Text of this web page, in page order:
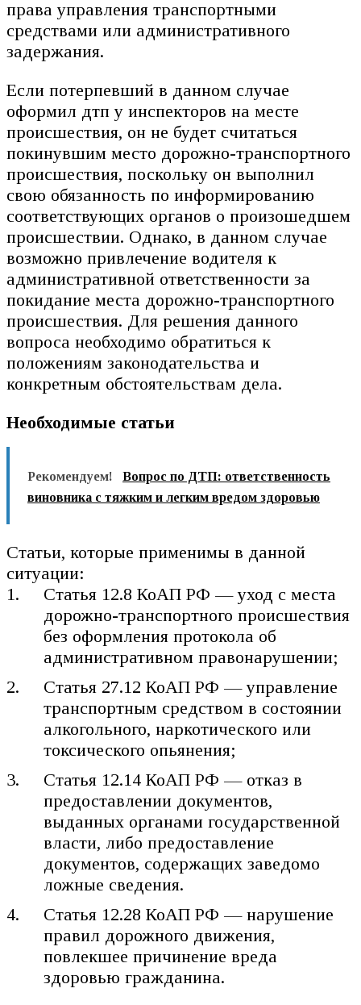
права управления транспортными
средствами или административного
задержания.
Если потерпевший в данном случае
оформил дтп у инспекторов на месте
происшествия, он не будет считаться
покинувшим место дорожно-транспортного
происшествия, поскольку он выполнил
свою обязанность по информированию
соответствующих органов о произошедшем
происшествии. Однако, в данном случае
возможно привлечение водителя к
административной ответственности за
покидание места дорожно-транспортного
происшествия. Для решения данного
вопроса необходимо обратиться к
положениям законодательства и
конкретным обстоятельствам дела.
Необходимые статьи
Рекомендуем!
Вопрос по ДТП: ответственность
виновника с тяжким и легким вредом здоровью
Статьи, которые применимы в данной
ситуации:
Статья 12.8 КоАП РФ — уход с места
дорожно-транспортного происшествия
без оформления протокола об
административном правонарушении;
Статья 27.12 КоАП РФ — управление
транспортным средством в состоянии
алкогольного, наркотического или
токсического опьянения;
Статья 12.14 КоАП РФ — отказ в
предоставлении документов,
выданных органами государственной
власти, либо предоставление
документов, содержащих заведомо
ложные сведения.
Статья 12.28 КоАП РФ — нарушение
правил дорожного движения,
повлекшее причинение вреда
здоровью гражданина.